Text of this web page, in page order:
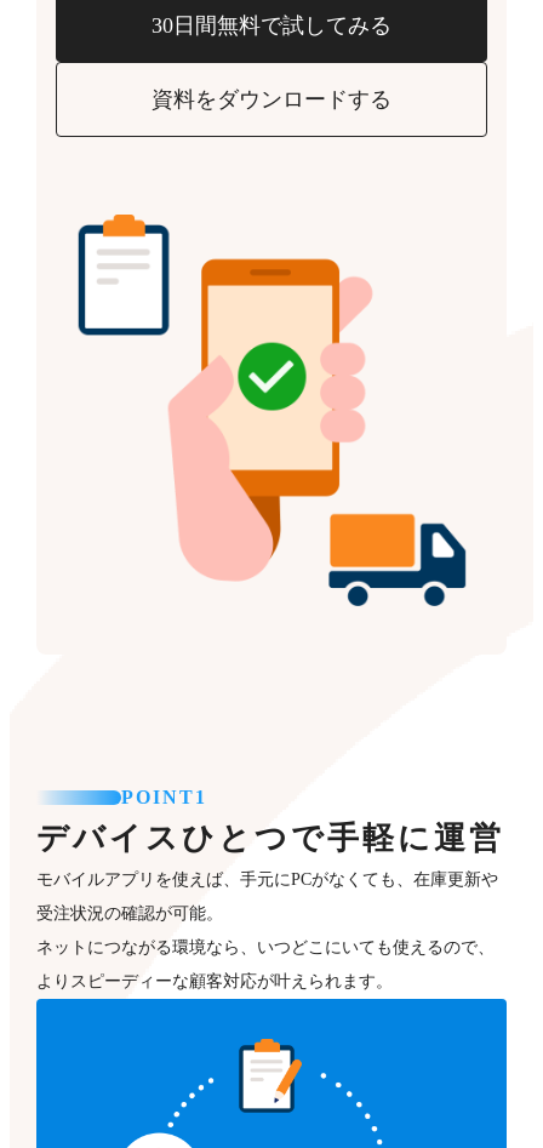
30日間無料で試してみる
資料をダウンロードする
POINT1
デバイスひとつで手軽に運営
モバイルアプリを使えば、手元にPCがなくても、在庫更新や
受注状況の確認が可能。
ネットにつながる環境なら、いつどこにいても使えるので、
よりスピーディーな顧客対応が叶えられます。